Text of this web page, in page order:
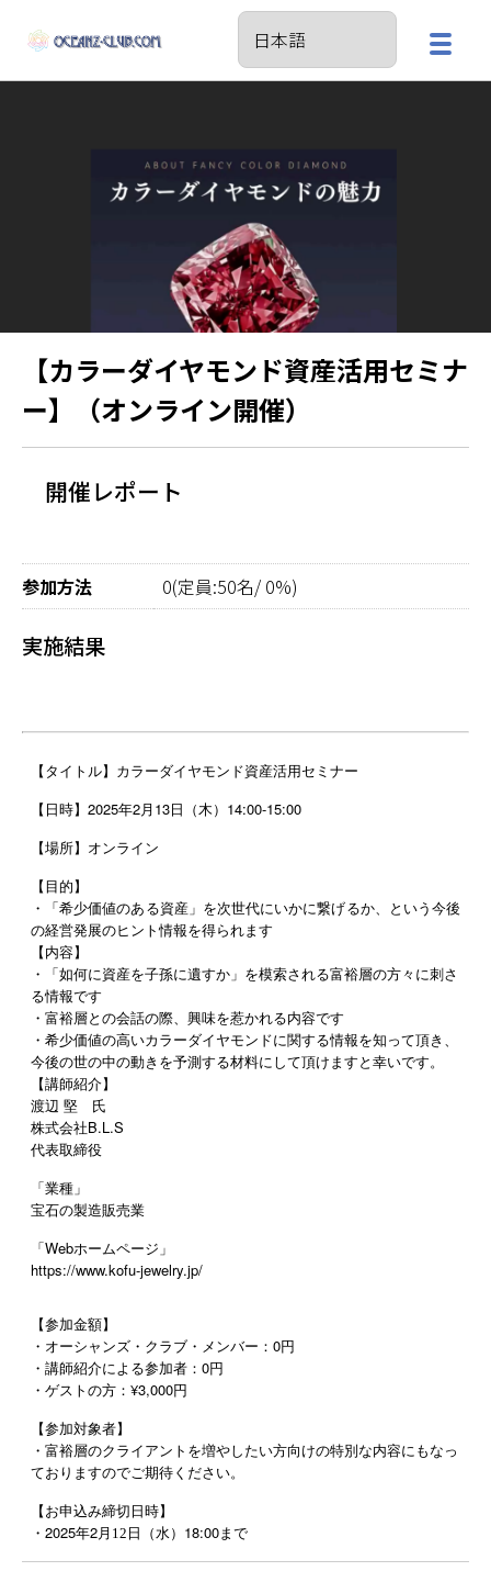
【カラーダイヤモンド資産活用セミナ
ー】（オンライン開催）
開催レポート
参加方法 0(定員:50名/ 0%)
実施結果
【タイトル】カラーダイヤモンド資産活用セミナー
【日時】2025年2月13日（木）14:00-15:00
【場所】オンライン
【目的】
・「希少価値のある資産」を次世代にいかに繋げるか、という今後
の経営発展のヒント情報を得られます
【内容】
・「如何に資産を子孫に遺すか」を模索される富裕層の方々に刺さ
る情報です
・富裕層との会話の際、興味を惹かれる内容です
・希少価値の高いカラーダイヤモンドに関する情報を知って頂き、
今後の世の中の動きを予測する材料にして頂けますと幸いです。
【講師紹介】
渡辺 堅 氏
株式会社B.L.S
代表取締役
「業種」
宝石の製造販売業
「Webホームページ」
https://www.kofu-jewelry.jp/
【参加金額】
・オーシャンズ・クラブ・メンバー：0円
・講師紹介による参加者：0円
・ゲストの方：¥3,000円
【参加対象者】
・ 富裕層のクライアントを増やしたい方向けの特別な内容にもなっ
ておりますのでご期待ください。
【お申込み締切日時】
・ 2025年2月12 日（水） 18:00まで